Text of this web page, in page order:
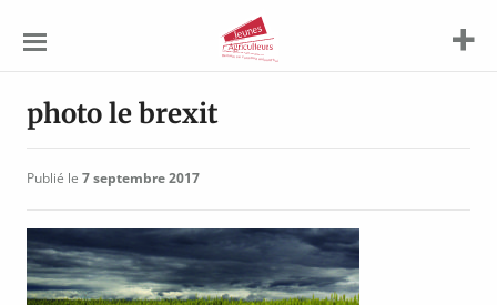
Agriculteurs
photo le brexit
Publié le 7 septembre 2017